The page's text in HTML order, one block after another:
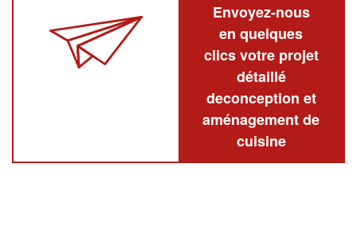
Envoyez-nous
en quelques
clics votre projet
détaillé
deconception et
aménagement de
cuisine